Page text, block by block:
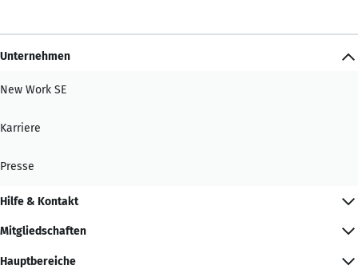
Unternehmen
New Work SE
Karriere
Presse
Hilfe & Kontakt
Mitgliedschaften
Hauptbereiche